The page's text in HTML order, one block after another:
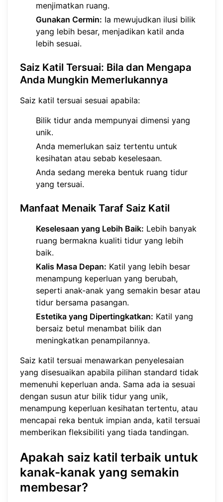
menjimatkan ruang.
Gunakan Cermin: Ia mewujudkan ilusi bilik
yang lebih besar, menjadikan katil anda
lebih sesuai.
Saiz Katil Tersuai: Bila dan Mengapa
Anda Mungkin Memerlukannya
Saiz katil tersuai sesuai apabila:
Bilik tidur anda mempunyai dimensi yang
unik.
Anda memerlukan saiz tertentu untuk
kesihatan atau sebab keselesaan.
Anda sedang mereka bentuk ruang tidur
yang tersuai.
Manfaat Menaik Taraf Saiz Katil
Keselesaan yang Lebih Baik: Lebih banyak
ruang bermakna kualiti tidur yang lebih
baik.
Kalis Masa Depan: Katil yang lebih besar
menampung keperluan yang berubah,
seperti anak-anak yang semakin besar atau
tidur bersama pasangan.
Estetika yang Dipertingkatkan: Katil yang
bersaiz betul menambat bilik dan
meningkatkan penampilannya.
Saiz katil tersuai menawarkan penyelesaian
yang disesuaikan apabila pilihan standard tidak
memenuhi keperluan anda. Sama ada ia sesuai
dengan susun atur bilik tidur yang unik,
menampung keperluan kesihatan tertentu, atau
mencapai reka bentuk impian anda, katil tersuai
memberikan fleksibiliti yang tiada tandingan.
Apakah saiz katil terbaik untuk
kanak-kanak yang semakin
membesar?